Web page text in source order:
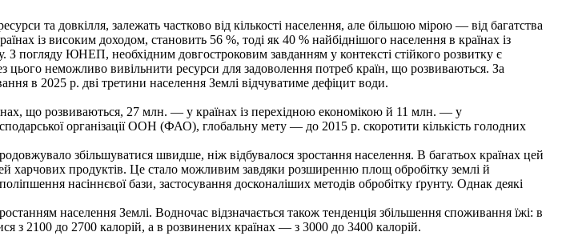
та довкілля, залежать частково від кількості населення, але більшою мірою — від багатства
із високим доходом, становить 56 %, тоді як 40 % найбіднішого населення в країнах із
погляду ЮНЕП, необхідним довгостроковим завданням у контексті стійкого розвитку є
неможливо вивільнити ресурси для задоволення потреб країн, що розвиваються. За
в 2025 р. дві третини населення Землі відчуватиме дефіцит води.
що розвиваються, 27 млн. — у країнах із перехідною економікою й 11 млн. — у
організації ООН (ФАО), глобальну мету — до 2015 р. скоротити кількість голодних
збільшуватися швидше, ніж відбувалося зростання населення. В багатьох країнах цей
харчових продуктів. Це стало можливим завдяки розширенню площ обробітку землі й
насіннєвої бази, застосування досконаліших методів обробітку ґрунту. Однак деякі
населення Землі. Водночас відзначається також тенденція збільшення споживання їжі: в
з 2100 до 2700 калорій, а в розвинених країнах — з 3000 до 3400 калорій.